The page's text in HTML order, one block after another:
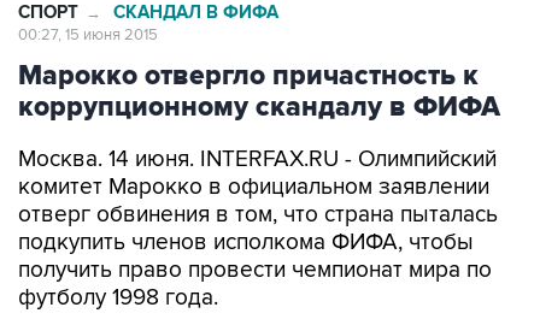
СПОРТ → СКАНДАЛ В ФИФА
00:27, 15 июня 2015
Марокко отвергло причастность к
коррупционному скандалу в ФИФА
Москва. 14 июня. INTERFAX.RU - Олимпийский
комитет Марокко в официальном заявлении
отверг обвинения в том, что страна пыталась
подкупить членов исполкома ФИФА, чтобы
получить право провести чемпионат мира по
футболу 1998 года.